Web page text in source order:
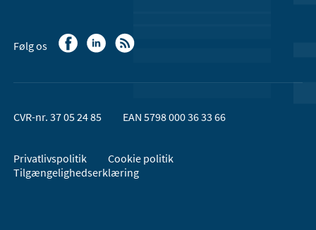
Følg os
CVR-nr. 37 05 24 85 EAN 5798 000 36 33 66
Privatlivspolitik
Cookie politik
Tilgængelighedserklæring